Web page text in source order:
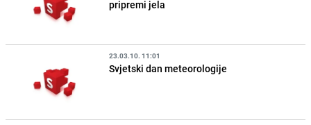
pripremi jela
23.03.10. 11:01
Svjetski dan meteorologije